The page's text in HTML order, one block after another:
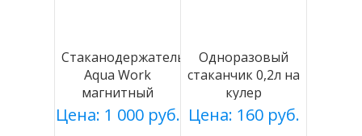
Стаканодержатель
Aqua Work
магнитный
белый
Цена: 1 000 руб.
Одноразовый
стаканчик 0,2л на
кулер
Цена: 160 руб.